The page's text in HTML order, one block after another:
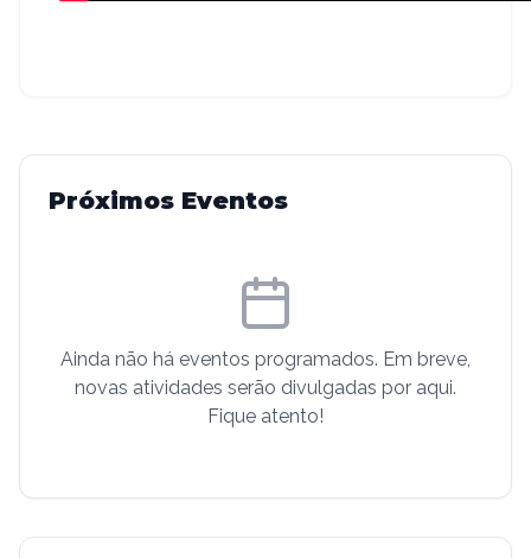
Próximos Eventos
Ainda não há eventos programados. Em breve,
novas atividades serão divulgadas por aqui.
Fique atento!